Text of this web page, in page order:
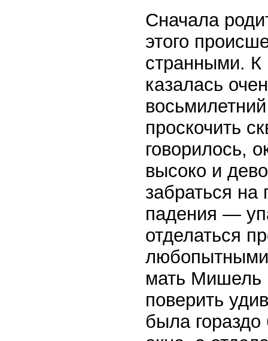
Сначала
этого
странными. К
казалась
проскочить
говорилось,
высоко и
забраться на
падения —
отделаться
любопытными
мать Мишель
поверить
была